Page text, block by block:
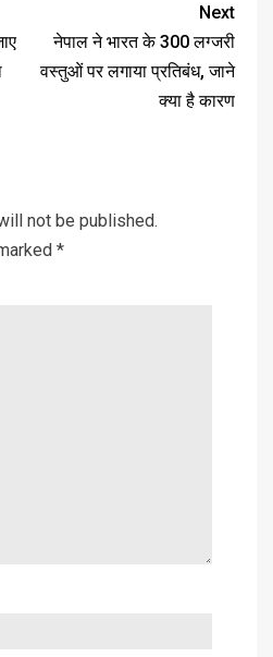
Next
नेपाल ने भारत के 300 लग्जरी
वस्तुओं पर लगाया प्रतिबंध, जाने
क्या है कारण
not be published.
*